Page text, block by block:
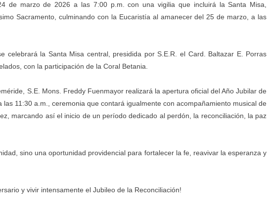
de marzo de 2026 a las 7:00 p.m. con una vigilia que incluirá la Santa Misa,
Sacramento, culminando con la Eucaristía al amanecer del 25 de marzo, a las
celebrará la Santa Misa central, presidida por S.E.R. el Card. Baltazar E. Porras
con la participación de la Coral Betania.
S.E. Mons. Freddy Fuenmayor realizará la apertura oficial del Año Jubilar de
11:30 a.m., ceremonia que contará igualmente con acompañamiento musical de
marcando así el inicio de un período dedicado al perdón, la reconciliación, la paz
sino una oportunidad providencial para fortalecer la fe, reavivar la esperanza y
y vivir intensamente el Jubileo de la Reconciliación!